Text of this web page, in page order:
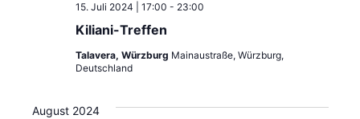
Kiliani-Treffen
15. Juli 2024 | 17:00 - 23:00
Talavera, Würzburg Mainaustraße, Würzburg,
Deutschland
August 2024